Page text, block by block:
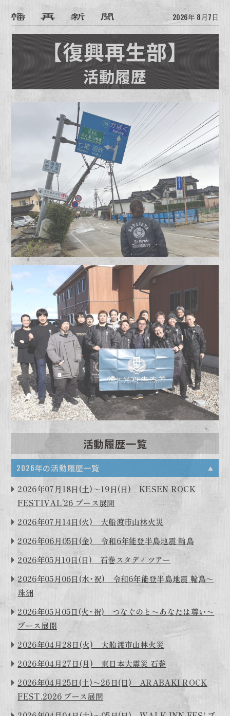
2026年 8月7日
【復興再生部】
活動履歴
活動履歴一覧
2026年の活動履歴一覧
2026年07月18日(土)～19日(日) KESEN ROCK
FESTIVAL’26 ブース展開
2026年07月14日(火) 大船渡市山林火災
2026年06月05日(金) 令和6年能登半島地震 輪島
2026年05月10日(日) 石巻スタディツアー
2026年05月06日(水･祝) 令和6年能登半島地震 輪島～
珠洲
2026年05月05日(火･祝) つなぐのと～あなたは尊い～
ブース展開
2026年04月28日(火) 大船渡市山林火災
2026年04月27日(月) 東日本大震災 石巻
2026年04月25日(土)～26日(日) ARABAKI ROCK
FEST.2026 ブース展開